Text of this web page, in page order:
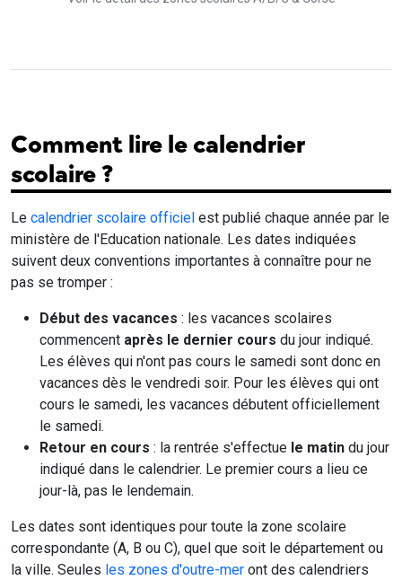
Comment lire le calendrier
scolaire ?
Le calendrier scolaire officiel est publié chaque année par le
ministère de l'Education nationale. Les dates indiquées
suivent deux conventions importantes à connaître pour ne
pas se tromper :
Début des vacances : les vacances scolaires
commencent après le dernier cours du jour indiqué.
Les élèves qui n'ont pas cours le samedi sont donc en
vacances dès le vendredi soir. Pour les élèves qui ont
cours le samedi, les vacances débutent officiellement
le samedi.
Retour en cours : la rentrée s'effectue le matin du jour
indiqué dans le calendrier. Le premier cours a lieu ce
jour-là, pas le lendemain.
Les dates sont identiques pour toute la zone scolaire
correspondante (A, B ou C), quel que soit le département ou
la ville. Seules les zones d'outre-mer ont des calendriers